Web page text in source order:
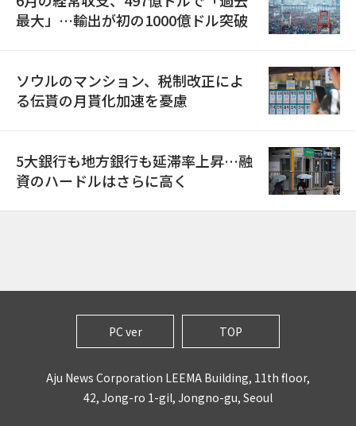
最大」…輸出が初の1000億ドル突破
ソウルのマンション、税制改正によ
る伝貰の月貰化加速を憂慮
5大銀行も地方銀行も延滞率上昇…融
資のハードルはさらに高く
PC ver TOP
Aju News Corporation LEEMA Building, 11th floor,
42, Jong-ro 1-gil, Jongno-gu, Seoul